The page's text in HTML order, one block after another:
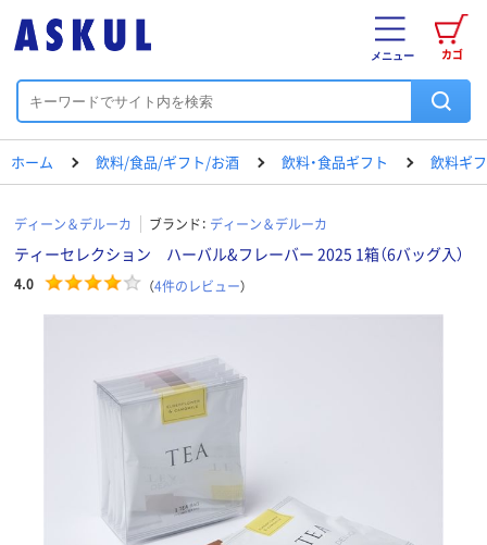
カゴ
メニュー
ホーム 飲料/食品/ギフト/お酒 飲料・食品ギフト 飲料ギ
ディーン＆デルーカ ブランド： ディーン＆デルーカ
ティーセレクション ハーバル&フレーバー 2025 1箱（6バッグ入）
4.0 （4件のレビュー）